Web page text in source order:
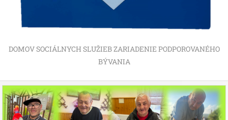
DOMOV SOCIÁLNYCH SLUŽIEB ZARIADENIE PODPOROVANÉHO
BÝVANIA